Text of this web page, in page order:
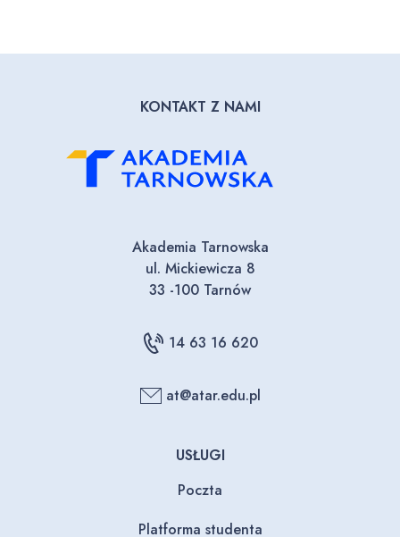
KONTAKT Z NAMI
Akademia Tarnowska
ul. Mickiewicza 8
33 -100 Tarnów
14 63 16 620
at@atar.edu.pl
USŁUGI
Poczta
Platforma studenta